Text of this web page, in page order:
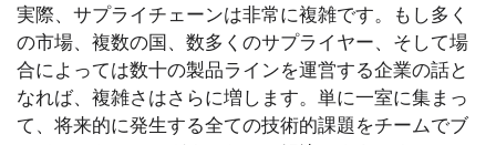
実際、サプライチェーンは非常に複雑です。もし多く
の市場、複数の国、数多くのサプライヤー、そして場
合によっては数十の製品ラインを運営する企業の話と
なれば、複雑さはさらに増します。単に一室に集まっ
て、将来的に発生する全ての技術的課題をチームでブ